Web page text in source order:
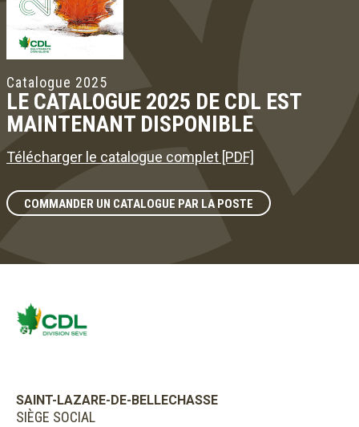
Catalogue 2025
LE CATALOGUE 2025 DE CDL EST
MAINTENANT DISPONIBLE
Télécharger le catalogue complet [PDF]
COMMANDER UN CATALOGUE PAR LA POSTE
SAINT-LAZARE-DE-BELLECHASSE
SIÈGE SOCIAL